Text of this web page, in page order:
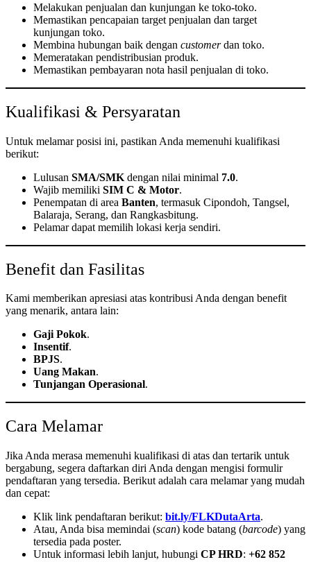
Melakukan penjualan dan kunjungan ke toko-toko.
Memastikan pencapaian target penjualan dan target
kunjungan toko.
Membina hubungan baik dengan customerdan toko.
Memeratakan pendistribusian produk.
Memastikan pembayaran nota hasil penjualan di toko.
Kualifikasi & Persyaratan
Untuk melamar posisi ini, pastikan Anda memenuhi kualifikasi
berikut:
Lulusan SMA/SMK dengan nilai minimal 7.0.
Wajib memiliki SIM C & Motor.
Penempatan di area Banten, termasuk Cipondoh, Tangsel,
Balaraja, Serang, dan Rangkasbitung.
Pelamar dapat memilih lokasi kerja sendiri.
Benefit dan Fasilitas
Kami memberikan apresiasi atas kontribusi Anda dengan benefit
yang menarik, antara lain:
Gaji Pokok.
Insentif.
BPJS.
Uang Makan.
Tunjangan Operasional.
Cara Melamar
Jika Anda merasa memenuhi kualifikasi di atas dan tertarik untuk
bergabung, segera daftarkan diri Anda dengan mengisi formulir
pendaftaran yang tersedia. Berikut adalah cara melamar yang mudah
dan cepat:
Klik link pendaftaran berikut: bit.ly/FLKDutaArta.
Atau, Anda bisa memindai (scan) kode batang (barcode) yang
tersedia pada poster.
Untuk informasi lebih lanjut, hubungi CP HRD: +62 852